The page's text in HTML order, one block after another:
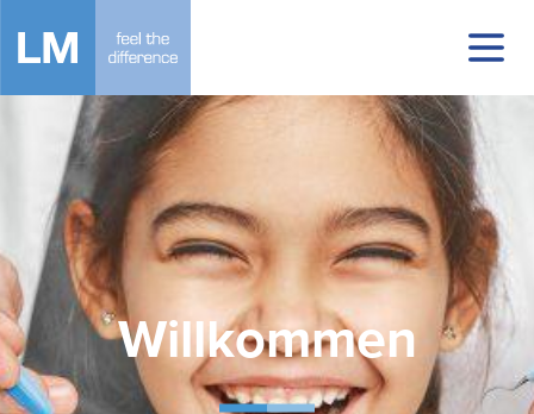
Willkommen